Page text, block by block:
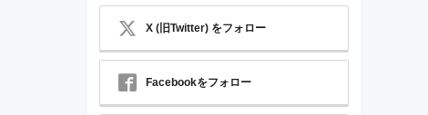
X (旧Twitter) をフォロー
Facebookをフォロー